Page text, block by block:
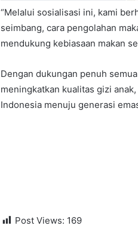
“Melalui sosialisasi ini, kami
seimbang, cara pengolahan
mendukung kebiasaan makan
Dengan dukungan penuh
meningkatkan kualitas gizi
Indonesia menuju generasi
Post Views: 169